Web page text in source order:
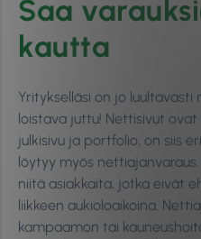
Saa
kautta
Yritykselläsi on jo luultavasti
loistava juttu! Nettisivut
julkisivu ja portfolio, on siis
löytyy myös
niitä asiakkaita, jotka eivät
liikkeen aukioloaikoina.
kampaamon tai